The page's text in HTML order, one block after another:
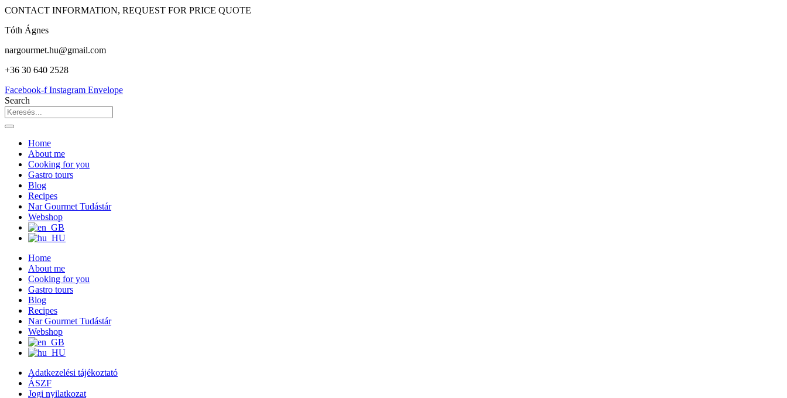
CONTACT INFORMATION, REQUEST FOR PRICE QUOTE
Tóth Ágnes
nargourmet.hu@gmail.com
+36 30 640 2528
Facebook-f Instagram Envelope
Search
Home
About me
Cooking for you
Gastro tours
Blog
Recipes
Nar Gourmet Tudástár
Webshop
Home
About me
Cooking for you
Gastro tours
Blog
Recipes
Nar Gourmet Tudástár
Webshop
Adatkezelési tájékoztató
ÁSZF
Jogi nyilatkozat